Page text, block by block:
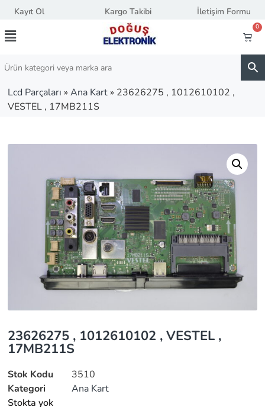
Kayıt Ol Kargo Takibi İletişim Formu
0
Lcd Parçaları » Ana Kart » 23626275 , 1012610102 ,
VESTEL , 17MB211S
23626275 , 1012610102 , VESTEL ,
17MB211S
Stok Kodu
3510
Kategori
Ana Kart
Stokta yok